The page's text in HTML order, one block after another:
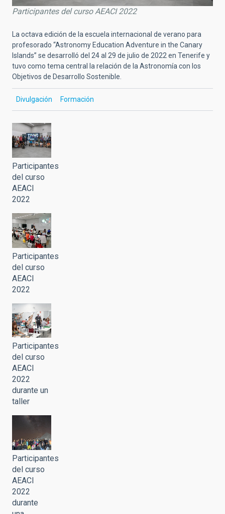
Participantes del curso AEACI 2022
La octava edición de la escuela internacional de verano para
profesorado “Astronomy Education Adventure in the Canary
Islands” se desarrolló del 24 al 29 de julio de 2022 en Tenerife y
tuvo como tema central la relación de la Astronomía con los
Objetivos de Desarrollo Sostenible.
Divulgación Formación
Participantes
del curso
AEACI
2022
Participantes
del curso
AEACI
2022
Participantes
del curso
AEACI
2022
durante un
taller
Participantes
del curso
AEACI
2022
durante